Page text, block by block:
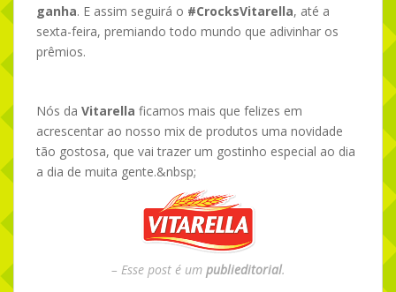
ganha. E assim seguirá o #CrocksVitarella, até a
sexta-feira, premiando todo mundo que adivinhar os
prêmios.
Nós da Vitarella ficamos mais que felizes em
acrescentar ao nosso mix de produtos uma novidade
tão gostosa, que vai trazer um gostinho especial ao dia
a dia de muita gente.&nbsp;
– Esse post é um publieditorial.